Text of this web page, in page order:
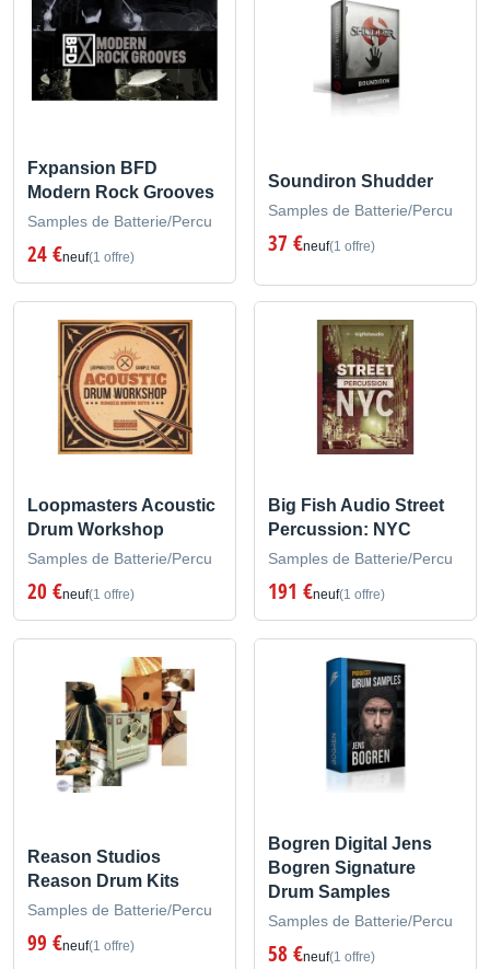
Fxpansion BFD
Modern Rock Grooves
Samples de Batterie/Percu
24 €neuf(1 offre)
Soundiron Shudder
Samples de Batterie/Percu
37 €neuf(1 offre)
Loopmasters Acoustic
Drum Workshop
Samples de Batterie/Percu
20 €neuf(1 offre)
Big Fish Audio Street
Percussion: NYC
Samples de Batterie/Percu
191 €neuf(1 offre)
Reason Studios
Reason Drum Kits
Samples de Batterie/Percu
99 €neuf(1 offre)
Bogren Digital Jens
Bogren Signature
Drum Samples
Samples de Batterie/Percu
58 €neuf(1 offre)